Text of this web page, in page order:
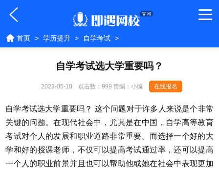
首页 > 学历提升 > 自学考试 >
自学考试选大学重要吗？
2023-05-10 点击数： 999 责编：小编 在线报名
自学考试选大学重要吗？ 这个问题对于许多人来说是个非常
关键的问题。在现代社会中，尤其是在中国，自学高等教育
考试对个人的发展和职业道路非常重要。而选择一个好的大
学和好的授课老师，不仅可以提高考试通过率，还可以提高
一个人的职业前景并且也可以帮助他或她在社会中表现更加